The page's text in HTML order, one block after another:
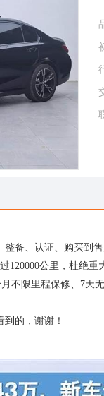
备、认证、购买到
120000公里，杜绝
不限里程保修、7天
的，谢谢！